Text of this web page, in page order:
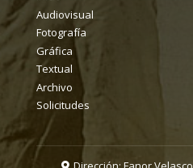
Audiovisual
Fotografía
Gráfica
Textual
Archivo
Solicitudes